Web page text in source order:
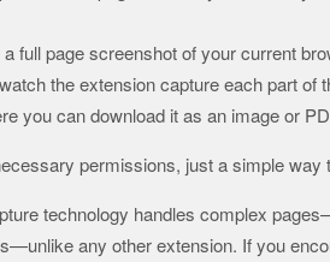
full page screenshot of your current
the extension capture each part of
you can download it as an image or
permissions, just a simple way
technology handles complex
any other extension. If you